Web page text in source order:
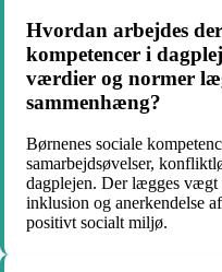
Hvordan arbejdes
kompetencer i
værdier og normer
sammenhæng?
Børnenes sociale
samarbejdsøvelser,
dagplejen. Der lægges vægt
inklusion og anerkendelse
positivt socialt miljø.